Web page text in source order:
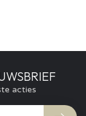
acties